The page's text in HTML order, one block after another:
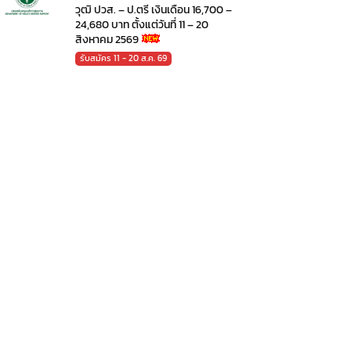
วุฒิ ปวส. – ป.ตรี เงินเดือน 16,700 –
24,680 บาท ตั้งแต่วันที่ 11 – 20
สิงหาคม 2569
รับสมัคร 11 - 20 ส.ค. 69